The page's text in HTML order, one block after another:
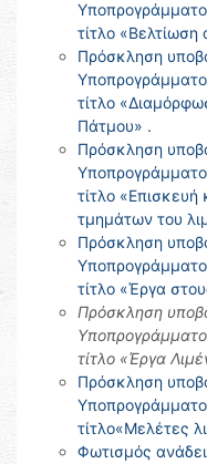
τίτλο «Βελτίωση
Πρόσκληση
τίτλο
Πάτμου» .
Πρόσκληση
τίτλο
τμημάτων του
Πρόσκληση
τίτλο «Έργα
Πρόσκληση
τίτλο «Έργα
Πρόσκληση
τίτλο«Μελέτες
Φωτισμός